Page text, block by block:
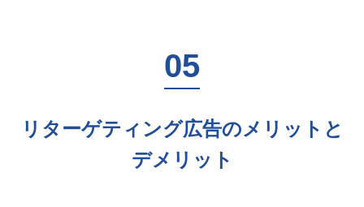
リターゲティング広告のメリットと
デメリット